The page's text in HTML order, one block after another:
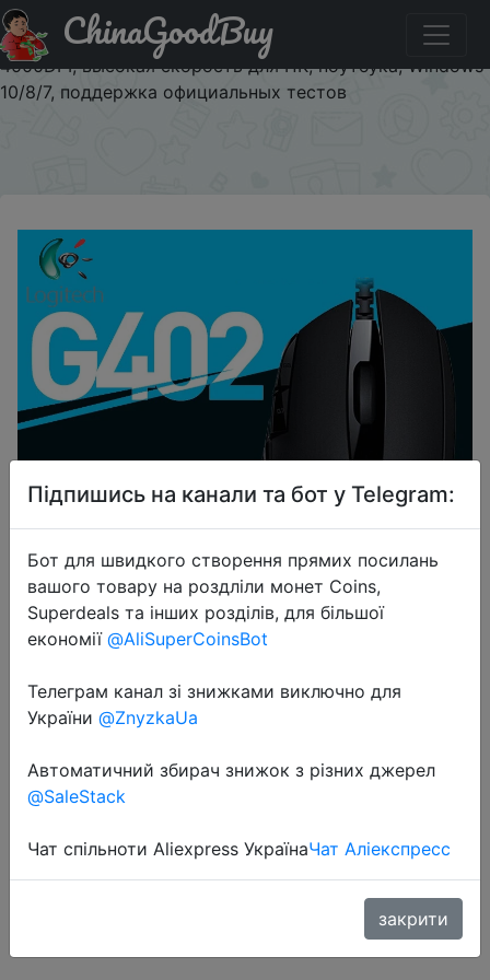
Купити по знижці ALFAALIFY21 Оригинальная игровая
мышь Logitech G402 Hyperion Fury, оптическая,
4000DPI, высокая скорость для ПК, ноутбука, Windows
10/8/7, поддержка официальных тестов
ChinaGoodBuy
Оригинальная игровая мышь
Logitech G402 Hyperion Fury,
оптическая, 4000DPI, высокая
скорость для ПК, ноутбука,
официальных тестов
Підпишись на канали та бот у Telegram:
Бот для швидкого створення прямих посилань
вашого товару на роздліли монет Coins,
Superdeals та інших розділів, для більшої
економії @AliSuperCoinsBot
Телеграм канал зі знижками виключно для
України @ZnyzkaUa
Автоматичний збирач знижок з різних джерел
@SaleStack
Чат спільноти Aliexpress УкраїнаЧат Аліекспресс
закрити